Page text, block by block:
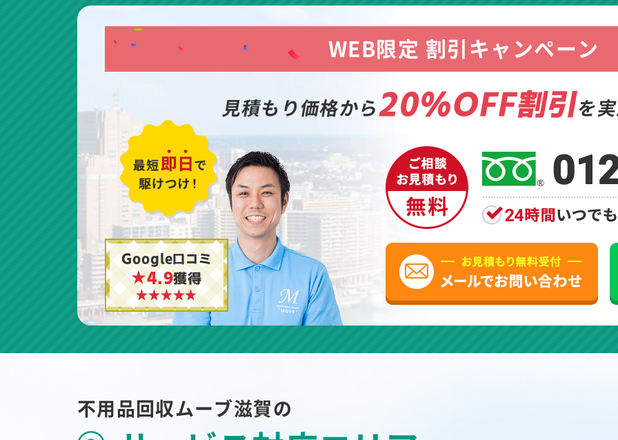
Google口コミ
★4.9獲得
WEB限定 割引キャンペーン
見積もり価格から20%OFF割引を
不用品回収ムーブ滋賀の